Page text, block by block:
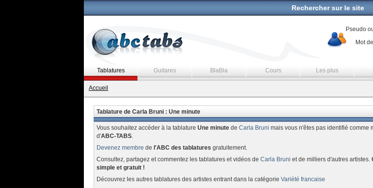
Rechercher sur le site
Pseudo
Mot
Tablatures Guitares BlaBla Cours Les plus
Accueil
Tablature de Carla Bruni : Une minute
Vous souhaitez accèder à la tablature Une minutede Carla Bruni mais vous n'êtes pas identifié comme
d'ABC-TABS.
Devenez membre de l'ABC des tablatures gratuitement.
Consultez, partagez et commentez les tablatures et vidéos de Carla Bruni et de milliers d'autres artistes.
simple et gratuit !
Découvrez les autres tablatures des artistes entrant dans la catégorie Variété francaise